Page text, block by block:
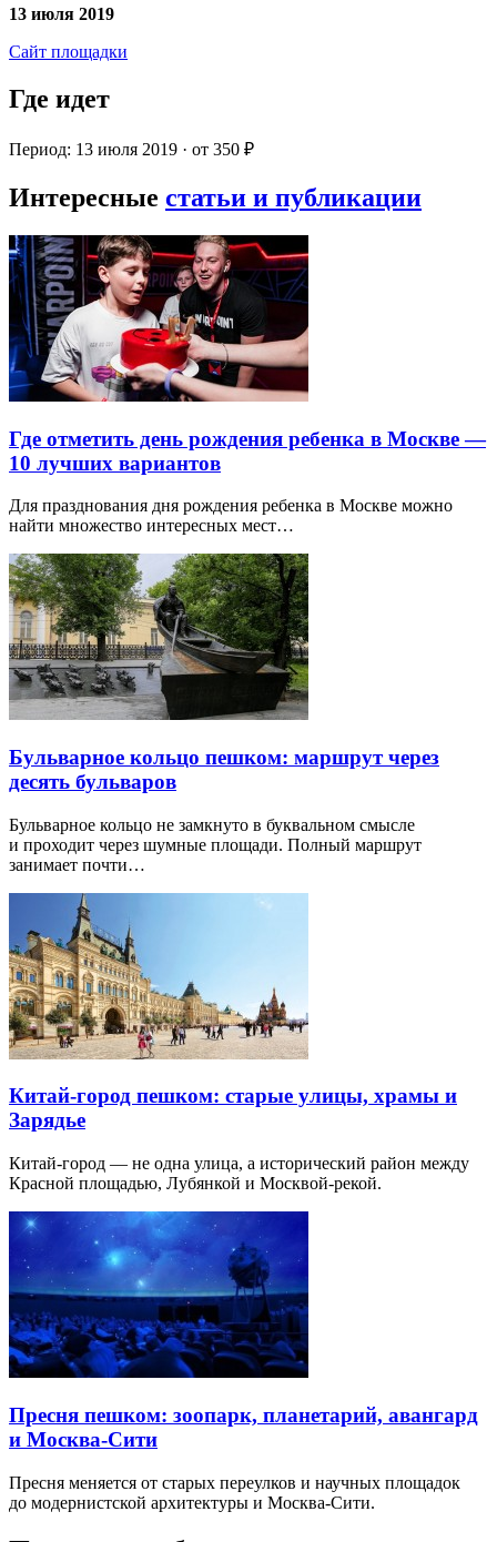
13 июля 2019
Сайт площадки
Где идет
Период: 13 июля 2019 · от 350 ₽
Интересные статьи и публикации
Где отметить день рождения ребенка в Москве —
10 лучших вариантов
Для празднования дня рождения ребенка в Москве можно
найти множество интересных мест…
Бульварное кольцо пешком: маршрут через
десять бульваров
Бульварное кольцо не замкнуто в буквальном смысле
и проходит через шумные площади. Полный маршрут
занимает почти…
Китай-город пешком: старые улицы, храмы и
Зарядье
Китай-город — не одна улица, а исторический район между
Красной площадью, Лубянкой и Москвой-рекой.
Пресня пешком: зоопарк, планетарий, авангард
и Москва-Сити
Пресня меняется от старых переулков и научных площадок
до модернистской архитектуры и Москва-Сити.